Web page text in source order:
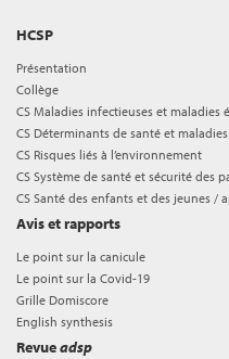
HCSP
Présentation
Collège
CS Maladies infectieuses et maladies
CS Déterminants de santé et
CS Risques liés à l’environnement
CS Système de santé et sécurité des
CS Santé des enfants et des jeunes
Avis et rapports
Le point sur la canicule
Le point sur la Covid-19
Grille Domiscore
English synthesis
Revueadsp